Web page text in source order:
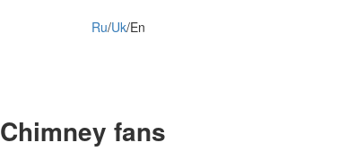
Ru/Uk/En
Chimney fans